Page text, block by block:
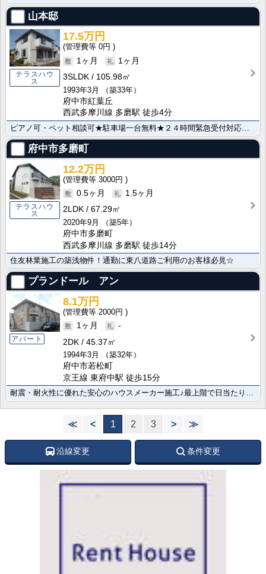
山本邸
テラスハウ
ス
17.5万円
0円
1ヶ月
1ヶ月
3SLDK
105.98㎡
1993年3月
（築33年）
府中市紅葉丘
西武多摩川線 多磨駅 徒歩4分
府中市多磨町
テラスハウ
ス
12.2万円
3000円
0.5ヶ月
1.5ヶ月
2LDK
67.29㎡
2020年9月
（築5年）
府中市多磨町
西武多摩川線 多磨駅 徒歩14分
住友林業施工の築浅物件！通勤に東八道路ご利用のお客様必見☆
プランドール アン
アパート
8.1万円
2000円
1ヶ月
-
2DK
45.37㎡
1994年3月
（築32年）
府中市若松町
京王線 東府中駅 徒歩15分
耐震・耐火性に優れた安心のハウスメーカー施工♪最上階で日当たり風通し良好です♪独立洗面台♪駐車場あり･･･
≪ < 1 2 3 > ≫
沿線変更 条件変更